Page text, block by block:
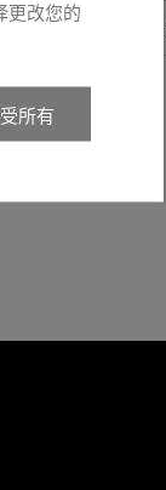
产
更改您的
所有